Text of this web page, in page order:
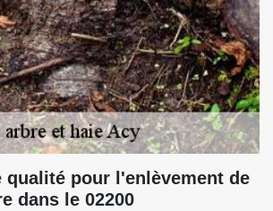
qualité pour l'enlèvement de
dans le 02200